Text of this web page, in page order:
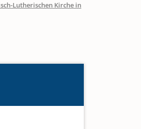
Lutherischen Kirche in